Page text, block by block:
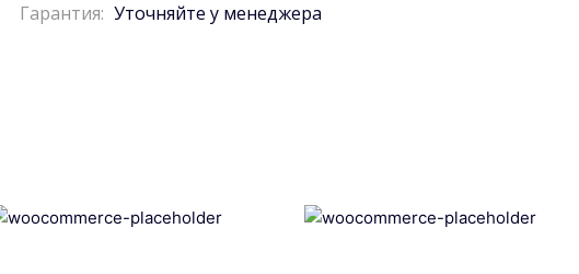
Гарантия: Уточняйте у менеджера